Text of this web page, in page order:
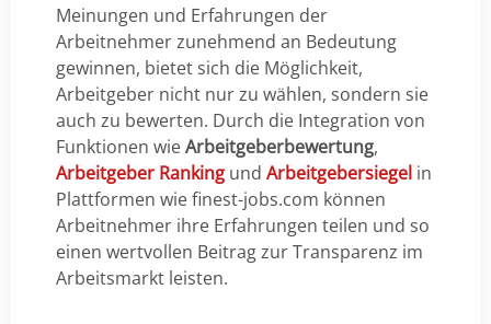
Meinungen und Erfahrungen der
Arbeitnehmer zunehmend an Bedeutung
gewinnen, bietet sich die Möglichkeit,
Arbeitgeber nicht nur zu wählen, sondern sie
auch zu bewerten. Durch die Integration von
Funktionen wieArbeitgeberbewertung,
Arbeitgeber Ranking undArbeitgebersiegel in
Plattformen wie finest-jobs.com können
Arbeitnehmer ihre Erfahrungen teilen und so
einen wertvollen Beitrag zur Transparenz im
Arbeitsmarkt leisten.